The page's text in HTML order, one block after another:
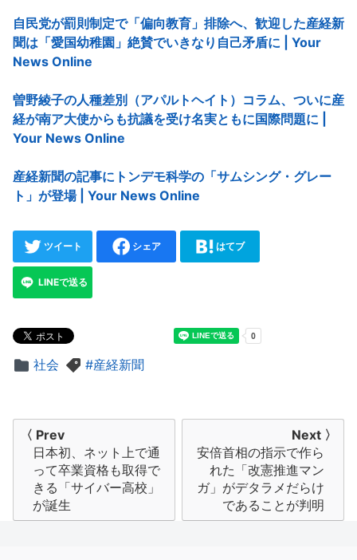
自民党が罰則制定で「偏向教育」排除へ、歓迎した産経新
聞は「愛国幼稚園」絶賛でいきなり自己矛盾に | Your
News Online
曽野綾子の人種差別（アパルトヘイト）コラム、ついに産
経が南ア大使からも抗議を受け名実ともに国際問題に |
Your News Online
産経新聞の記事にトンデモ科学の「サムシング・グレー
ト」が登場 | Your News Online
ツイート シェア はてブ
LINEで送る
社会 産経新聞
ビ
〈 Prev
日本初、ネット上で通
って卒業資格も取得で
きる「サイバー高校」
が誕生
Next 〉
安倍首相の指示で作ら
れた「改憲推進マン
ガ」がデタラメだらけ
であることが判明